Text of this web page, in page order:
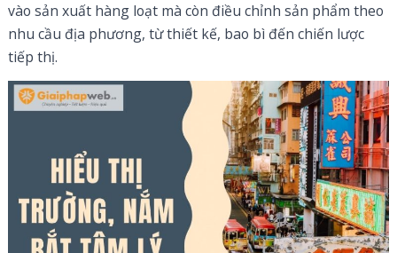
vào sản xuất hàng loạt mà còn điều chỉnh sản phẩm theo
nhu cầu địa phương, từ thiết kế, bao bì đến chiến lược
tiếp thị.